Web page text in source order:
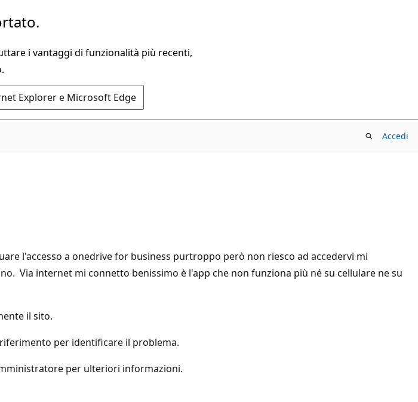
i vantaggi di funzionalità più recenti,
Explorer e Microsoft Edge
Accedi
l'accesso a onedrive for business purtroppo però non riesco ad accedervi mi
Via internet mi connetto benissimo è l'app che non funziona più né su cellulare ne su
il sito.
per identificare il problema.
per ulteriori informazioni.